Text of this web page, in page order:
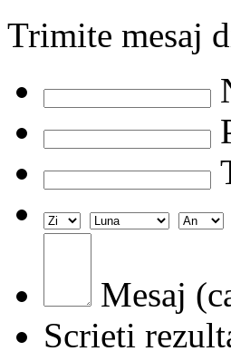
Trimite mesaj
Mesaj
Scrieti